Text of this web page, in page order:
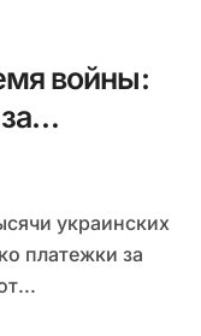
войны:
платежки за